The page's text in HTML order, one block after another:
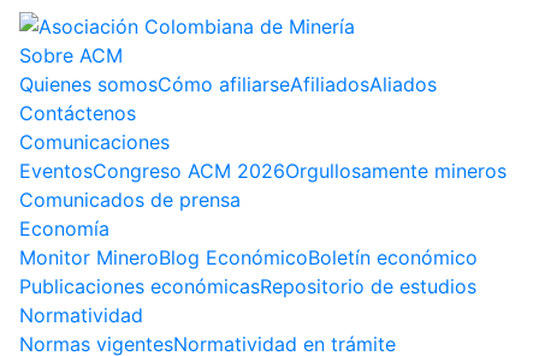
Sobre ACM
Quienes somosCómo afiliarseAfiliadosAliados
Contáctenos
Comunicaciones
EventosCongreso ACM 2026Orgullosamente mineros
Comunicados de prensa
Economía
Monitor MineroBlog EconómicoBoletín económico
Publicaciones económicasRepositorio de estudios
Normatividad
Normas vigentesNormatividad en trámite